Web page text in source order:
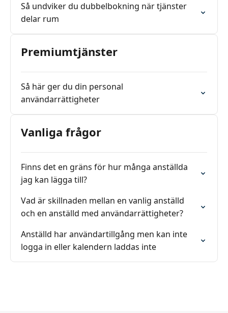
Så undviker du dubbelbokning när tjänster
delar rum
Premiumtjänster
Så här ger du din personal
användarrättigheter
Vanliga frågor
Finns det en gräns för hur många anställda
jag kan lägga till?
Vad är skillnaden mellan en vanlig anställd
och en anställd med användarrättigheter?
Anställd har användartillgång men kan inte
logga in eller kalendern laddas inte